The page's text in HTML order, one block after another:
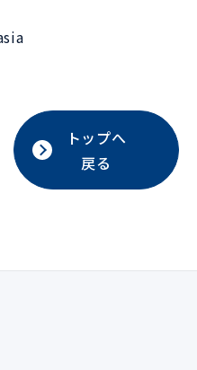
トップへ
戻る